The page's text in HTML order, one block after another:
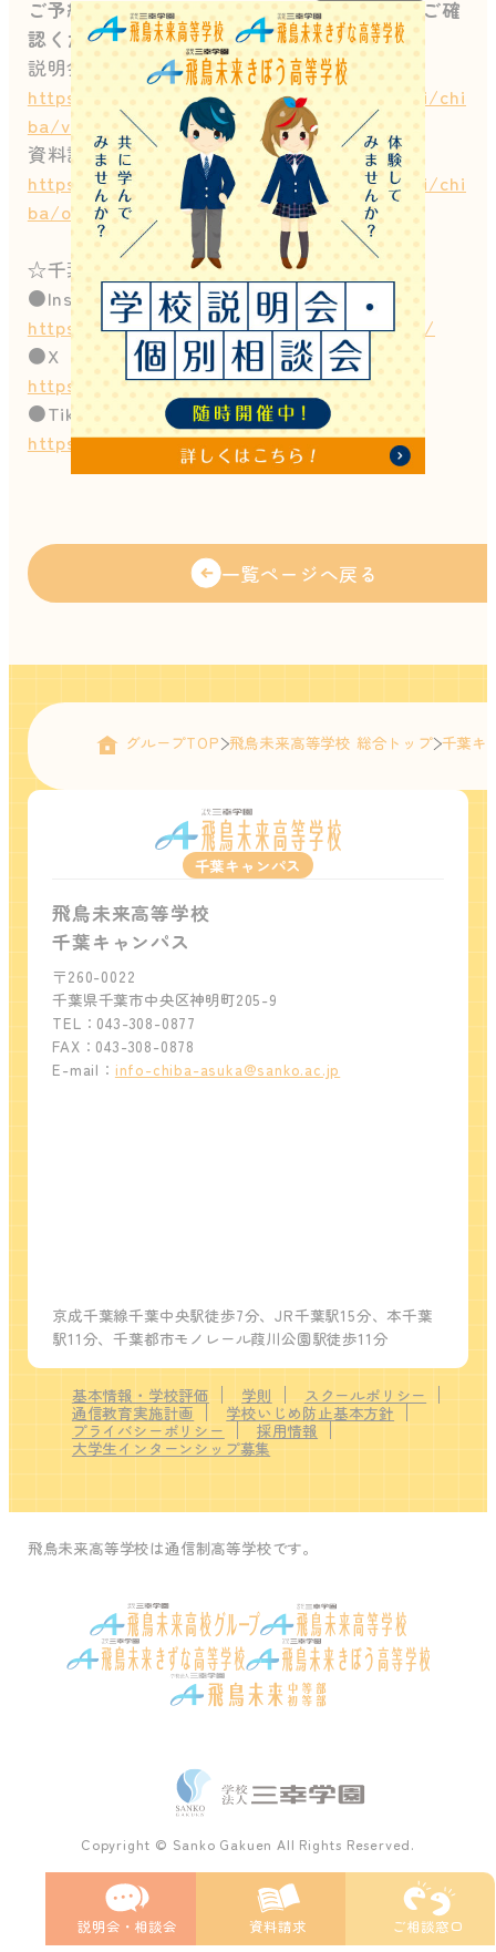
ご予約やスケジュール詳細は下記バナーよりご確
認ください！
説明会予約はこちら↓
https://www.sanko.ac.jp/asuka/asukamirai/chi
ba/visit/2025/05/
資料請求はこちら↓
https://www.sanko.ac.jp/asuka/asukamirai/chi
ba/order/
☆千葉キャンパスのSNS☆
●Instagram
https://www.instagram.com/asukachibacp/
●X（旧Twitter）
https://x.com/chibaasuka
●TikTok
https://www.tiktok.com/@asuka_chiba
一覧ページへ戻る
説明会・ 相談会 資料請求 ご相談窓口
グループTOP 飛鳥未来高等学校 総合トップ 千葉キ
千葉キャンパス
飛鳥未来高等学校
千葉キャンパス
〒260-0022
千葉県千葉市中央区神明町205-9
TEL：043-308-0877
FAX：043-308-0878
E-mail： info-chiba-asuka@sanko.ac.jp
京成千葉線千葉中央駅徒歩7分、JR千葉駅15分、本千葉
駅11分、千葉都市モノレール葭川公園駅徒歩11分
基本情報・学校評価 学則
スクールポリシー
通信教育実施計画
学校いじめ防止基本方針
プライバシーポリシー
採用情報
大学生インターンシップ募集
飛鳥未来高等学校は通信制高等学校です。
Copyright © Sanko Gakuen All Rights Reserved.